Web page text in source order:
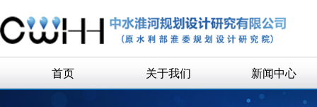
首页 关于我们 新闻中心